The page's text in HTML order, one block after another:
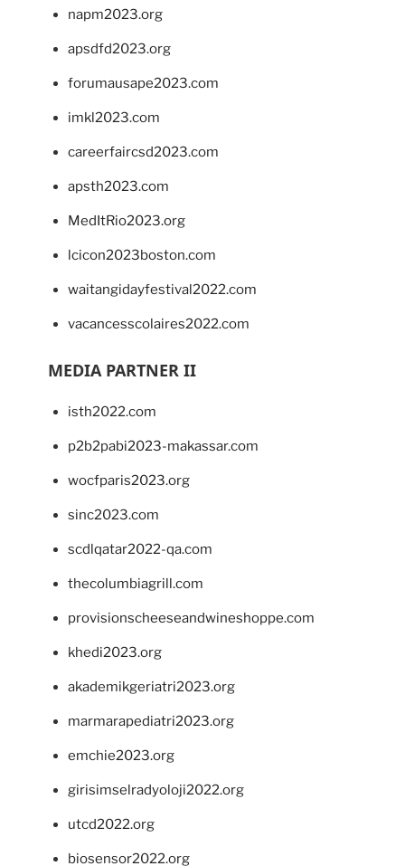
napm2023.org
apsdfd2023.org
forumausape2023.com
imkl2023.com
careerfaircsd2023.com
apsth2023.com
MedItRio2023.org
lcicon2023boston.com
waitangidayfestival2022.com
vacancesscolaires2022.com
MEDIA PARTNER II
isth2022.com
p2b2pabi2023-makassar.com
wocfparis2023.org
sinc2023.com
scdlqatar2022-qa.com
thecolumbiagrill.com
provisionscheeseandwineshoppe.com
khedi2023.org
akademikgeriatri2023.org
marmarapediatri2023.org
emchie2023.org
girisimselradyoloji2022.org
utcd2022.org
biosensor2022.org